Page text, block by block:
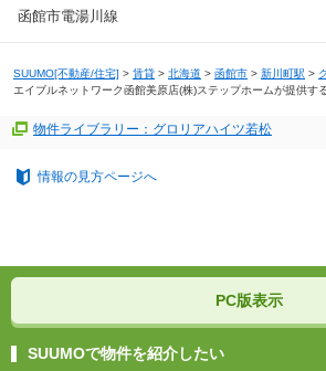
函館市電湯川線
SUUMO[不動産/住宅] > 賃貸 > 北海道 > 函館市 > 新川町駅 >
エイブルネットワーク函館美原店(株)ステップホームが提供す
物件ライブラリー：グロリアハイツ若松
情報の見方ページへ
PC版表示
SUUMOで物件を紹介したい